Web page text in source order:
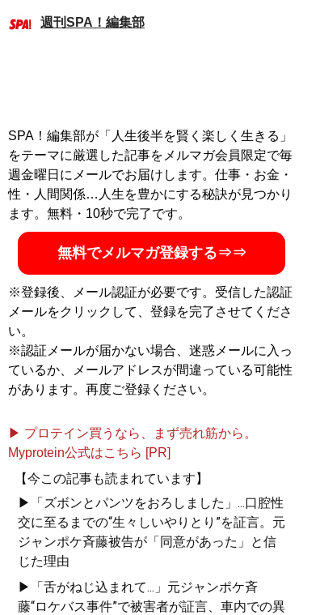
週刊SPA！編集部
SPA！編集部が「人生後半を賢く楽しく生きる」
をテーマに厳選した記事をメルマガ会員限定で毎
週金曜日にメールでお届けします。仕事・お金・
性・人間関係…人生を豊かにする秘訣が見つかり
ます。無料・10秒で完了です。
無料でメルマガ登録する⇒⇒
※登録後、メール認証が必要です。受信した認証
メールをクリックして、登録を完了させてくださ
い。
※認証メールが届かない場合、迷惑メールに入っ
ているか、メールアドレスが間違っている可能性
があります。再度ご登録ください。
▶ プロテイン買うなら、まず売れ筋から。
Myprotein公式はこちら [PR]
【今この記事も読まれています】
▶「ズボンとパンツをおろしました」...口腔性
交に至るまでの“生々しいやりとり”を証言。元
ジャンポケ斉藤被告が「同意があった」と信
じた理由
▶「舌がねじ込まれて...」元ジャンポケ斉
藤“ロケバス事件”で被害者が証言、車内での異